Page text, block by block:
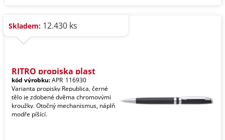
Skladem: 12.430 ks
RITRO propiska plast
kód výrobku:APR_116930
Varianta propisky Republica, černé
tělo je zdobené dvěma chromovými
kroužky. Otočný mechanismus, náplň
modře píšící.